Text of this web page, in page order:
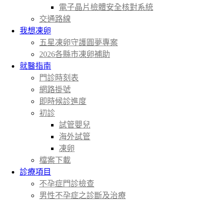
電子晶片檢體安全核對系統
交通路線
我想凍卵
五星凍卵守護圓夢專案
2026各縣市凍卵補助
就醫指南
門診時刻表
網路掛號
即時候診進度
初診
試管嬰兒
海外試管
凍卵
檔案下載
診療項目
不孕症門診檢查
男性不孕症之診斷及治療